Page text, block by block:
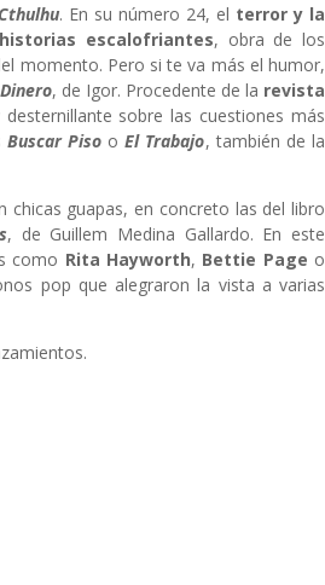
Cthulhu. En su número 24, el terror y la
historias escalofriantes, obra de los
momento. Pero si te va más el humor,
, de Igor. Procedente de la revista
sobre las cuestiones más
Buscar PisooEl Trabajo, también de la
chicas guapas, en concreto las del libro
, de Guillem Medina Gallardo. En este
como Rita Hayworth, Bettie Page o
pop que alegraron la vista a varias